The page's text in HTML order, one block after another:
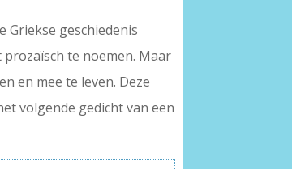
Griekse geschiedenis
prozaïsch te noemen. Maar
en mee te leven. Deze
volgende gedicht van een